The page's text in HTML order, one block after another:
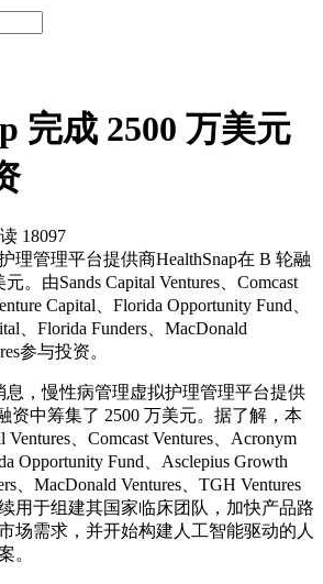
完成 2500 万美元
18097
理管理平台提供商HealthSnap在 B 轮融
。由Sands Capital Ventures、Comcast
Capital、Florida Opportunity Fund、
、Florida Funders、MacDonald
参与投资。
，慢性病管理虚拟护理管理平台提供
资中筹集了 2500 万美元。据了解，本
Ventures、Comcast Ventures、Acronym
Opportunity Fund、Asclepius Growth
、MacDonald Ventures、TGH Ventures
用于组建其国家临床团队，加快产品路
场需求，并开始构建人工智能驱动的人
。